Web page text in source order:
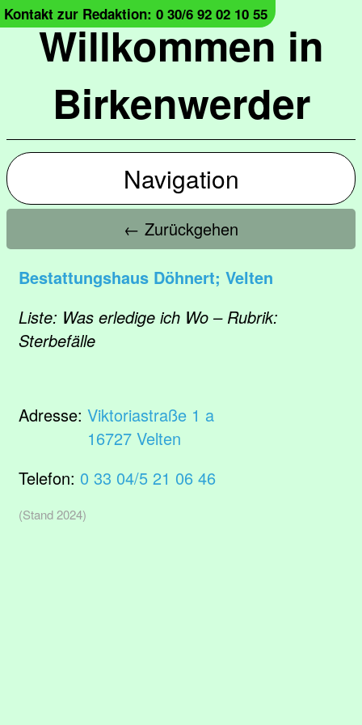
Willkommen in
Birkenwerder
Kontakt zur Redaktion: 0 30/6 92 02 10 55
Navigation
← Zurückgehen
Bestattungshaus Döhnert; Velten
Liste: Was erledige ich Wo – Rubrik:
Sterbefälle
Adresse: Viktoriastraße 1 a
16727 Velten
Telefon: 0 33 04/5 21 06 46
(Stand 2024)